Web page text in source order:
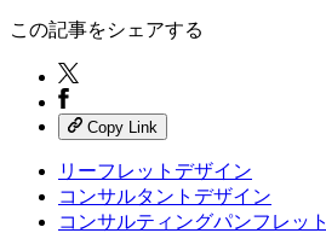
この記事をシェアする
Copy Link
リーフレットデザイン
コンサルタントデザイン
コンサルティングパンフレット